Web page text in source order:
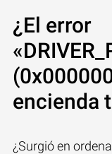
¿El error
encienda
¿Surgió en